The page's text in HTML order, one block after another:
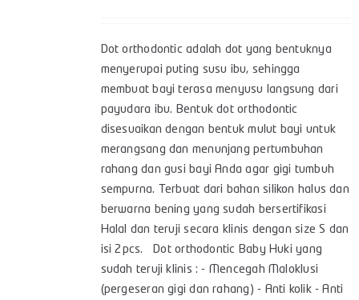
Dot orthodontic adalah dot yang bentuknya
menyerupai puting susu ibu, sehingga
membuat bayi terasa menyusu langsung dari
payudara ibu. Bentuk dot orthodontic
disesuaikan dengan bentuk mulut bayi untuk
merangsang dan menunjang pertumbuhan
rahang dan gusi bayi Anda agar gigi tumbuh
sempurna. Terbuat dari bahan silikon halus dan
berwarna bening yang sudah bersertifikasi
Halal dan teruji secara klinis dengan size S dan
isi 2pcs. Dot orthodontic Baby Huki yang
sudah teruji klinis : - Mencegah Maloklusi
(pergeseran gigi dan rahang) - Anti kolik - Anti